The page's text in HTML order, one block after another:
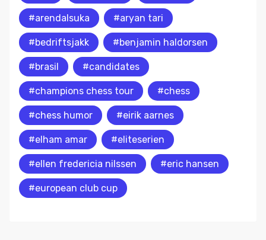
#arendalsuka #aryan tari
#bedriftsjakk #benjamin haldorsen
#brasil #candidates
#champions chess tour #chess
#chess humor #eirik aarnes
#elham amar #eliteserien
#ellen fredericia nilssen #eric hansen
#european club cup